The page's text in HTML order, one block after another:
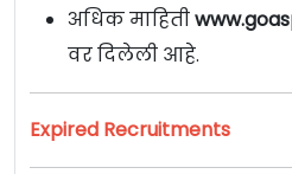
अधिक माहिती
वर दिलेली आहे.
Expired Recruitments